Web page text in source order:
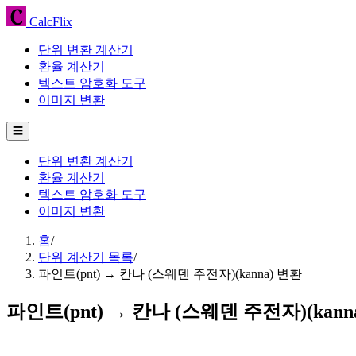
CalcFlix
단위 변환 계산기
환율 계산기
텍스트 암호화 도구
이미지 변환
☰
단위 변환 계산기
환율 계산기
텍스트 암호화 도구
이미지 변환
홈/
단위 계산기 목록/
파인트(pnt) → 칸나 (스웨덴 주전자)(kanna) 변환
파인트(pnt) → 칸나 (스웨덴 주전자